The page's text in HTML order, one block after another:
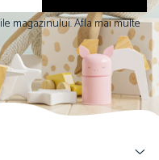
magazinului. Afla mai multe